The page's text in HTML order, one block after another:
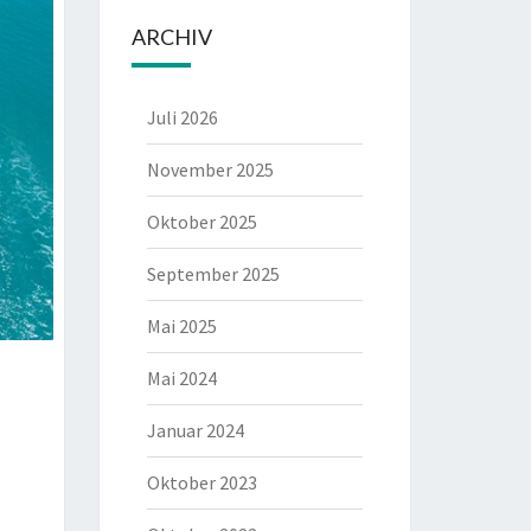
ARCHIV
Juli 2026
November 2025
Oktober 2025
September 2025
Mai 2025
Mai 2024
Januar 2024
Oktober 2023